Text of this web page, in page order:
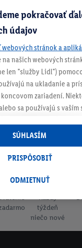
produktu
Odoberaj Newsletter!
Každý
týždeň
niečo nové
pokračovať
údajov
stránok a
našich webových
len "služby Lidl")
na ukladanie a
zariadení.
sa používajú s vaším
v rámci služieb Lidl aj
Lidl Plus, na tieto účely
správania v obchode.
Lidl Plus alebo sa
identifikátor z e-
vás mohli rozpoznať v
ODMIETNUŤ
PRISPÔSOBIŤ
SÚHLASÍM